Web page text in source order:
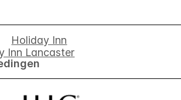
Holiday Inn
Inn Lancaster